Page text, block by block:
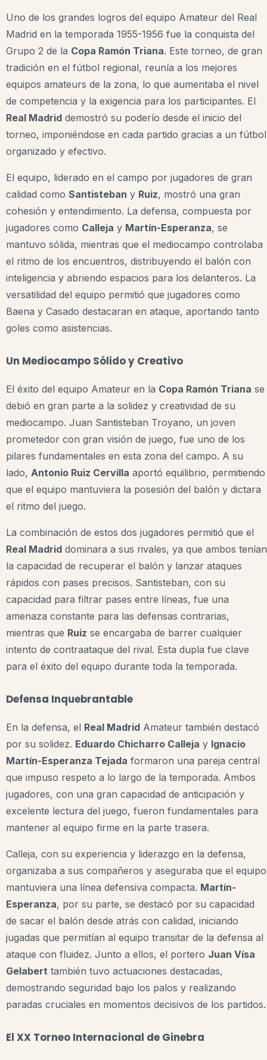
Uno de los grandes logros del equipo Amateur del Real
Madrid en la temporada 1955-1956 fue la conquista del
Grupo 2 de la Copa Ramón Triana. Este torneo, de gran
tradición en el fútbol regional, reunía a los mejores
equipos amateurs de la zona, lo que aumentaba el nivel
de competencia y la exigencia para los participantes. El
Real Madrid demostró su poderío desde el inicio del
torneo, imponiéndose en cada partido gracias a un fútbol
organizado y efectivo.
El equipo, liderado en el campo por jugadores de gran
calidad como Santisteban y Ruiz, mostró una gran
cohesión y entendimiento. La defensa, compuesta por
jugadores como Calleja y Martín-Esperanza, se
mantuvo sólida, mientras que el mediocampo controlaba
el ritmo de los encuentros, distribuyendo el balón con
inteligencia y abriendo espacios para los delanteros. La
versatilidad del equipo permitió que jugadores como
Baena y Casado destacaran en ataque, aportando tanto
goles como asistencias.
Un Mediocampo Sólido y Creativo
El éxito del equipo Amateur en la Copa Ramón Triana se
debió en gran parte a la solidez y creatividad de su
mediocampo. Juan Santisteban Troyano, un joven
prometedor con gran visión de juego, fue uno de los
pilares fundamentales en esta zona del campo. A su
lado, Antonio Ruiz Cervilla aportó equilibrio, permitiendo
que el equipo mantuviera la posesión del balón y dictara
el ritmo del juego.
La combinación de estos dos jugadores permitió que el
Real Madrid dominara a sus rivales, ya que ambos tenían
la capacidad de recuperar el balón y lanzar ataques
rápidos con pases precisos. Santisteban, con su
capacidad para filtrar pases entre líneas, fue una
amenaza constante para las defensas contrarias,
mientras que Ruiz se encargaba de barrer cualquier
intento de contraataque del rival. Esta dupla fue clave
para el éxito del equipo durante toda la temporada.
Defensa Inquebrantable
En la defensa, el Real Madrid Amateur también destacó
por su solidez. Eduardo Chicharro Calleja y Ignacio
Martín-Esperanza Tejada formaron una pareja central
que impuso respeto a lo largo de la temporada. Ambos
jugadores, con una gran capacidad de anticipación y
excelente lectura del juego, fueron fundamentales para
mantener al equipo firme en la parte trasera.
Calleja, con su experiencia y liderazgo en la defensa,
organizaba a sus compañeros y aseguraba que el equipo
mantuviera una línea defensiva compacta. Martín-
Esperanza, por su parte, se destacó por su capacidad
de sacar el balón desde atrás con calidad, iniciando
jugadas que permitían al equipo transitar de la defensa al
ataque con fluidez. Junto a ellos, el portero Juan Vísa
Gelabert también tuvo actuaciones destacadas,
demostrando seguridad bajo los palos y realizando
paradas cruciales en momentos decisivos de los partidos.
El XX Torneo Internacional de Ginebra